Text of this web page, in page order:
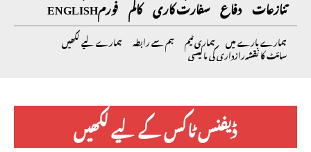
تنازعات دفاع سفارت کاری کالم فورمENGLISH
ہمارے بارے میں ہماری ٹیم ہم سے رابطہ ہمارے لیے لکھیں
سائٹ کا نقشہرازداری کی پالیسی
ڈیفنس ٹاکس کے لیے لکھیں